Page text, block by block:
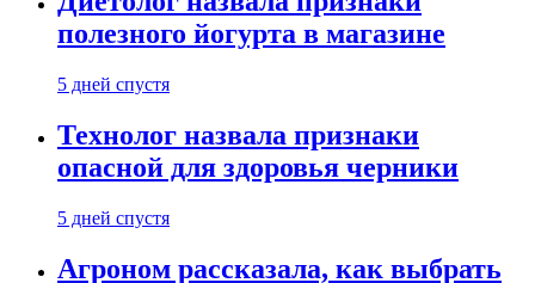
полезного йогурта в магазине
5 дней спустя
Технолог назвала признаки
опасной для здоровья черники
5 дней спустя
Агроном рассказала, как выбрать